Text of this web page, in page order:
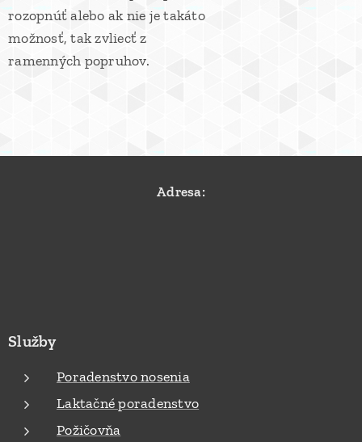
rozopnúť alebo ak nie je takáto
možnosť, tak zvliecť z
ramenných popruhov.
Adresa:
Služby
Poradenstvo nosenia
Laktačné poradenstvo
Požičovňa